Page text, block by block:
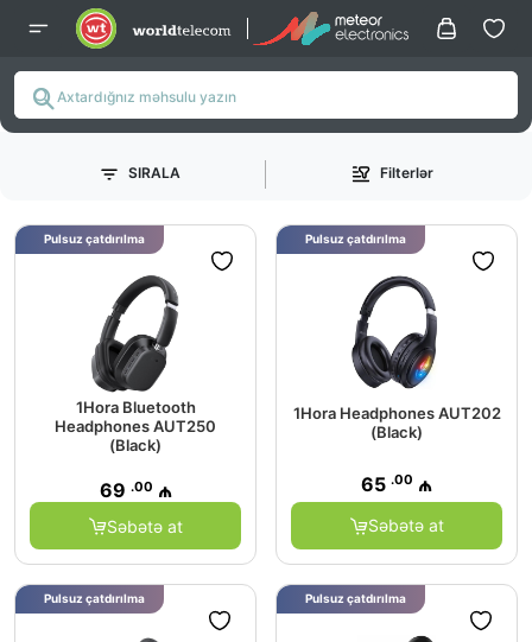
SIRALA Filterlər
1Hora Bluetooth
Headphones AUT250
(Black)
69 .00 ₼
Səbətə at
Pulsuz çatdırılma
1Hora Headphones AUT202
(Black)
65 .00 ₼
Səbətə at
Pulsuz çatdırılma
Pulsuz çatdırılma Pulsuz çatdırılma